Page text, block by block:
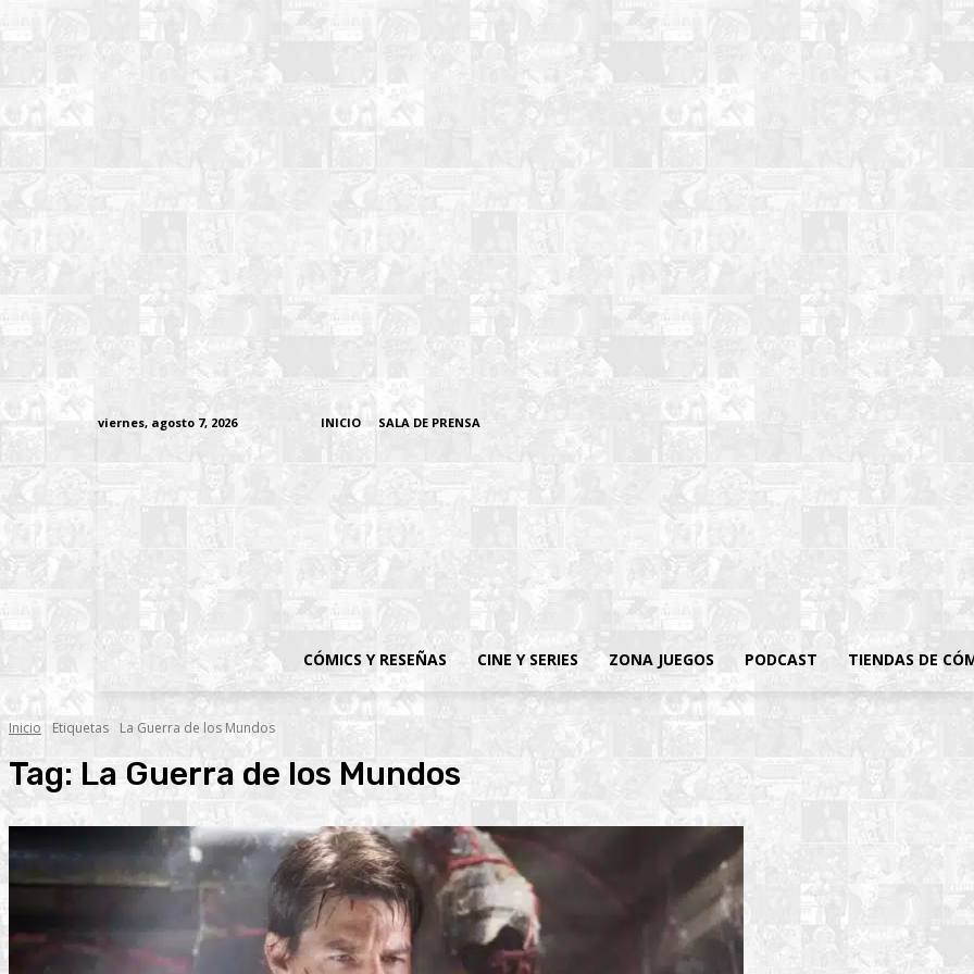
viernes, agosto 7, 2026 INICIO SALA DE PRENSA
CÓMICS Y RESEÑAS CINE Y SERIES ZONA JUEGOS PODCAST TIENDAS DE
Inicio Etiquetas La Guerra de los Mundos
Tag: La Guerra de los Mundos